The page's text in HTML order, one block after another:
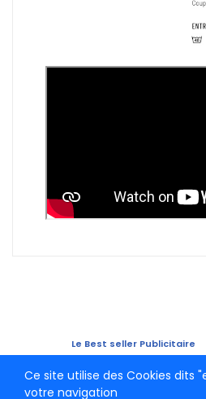
Le Best seller Publicitaire
Ce site utilise des Cookies dits
votre navigation